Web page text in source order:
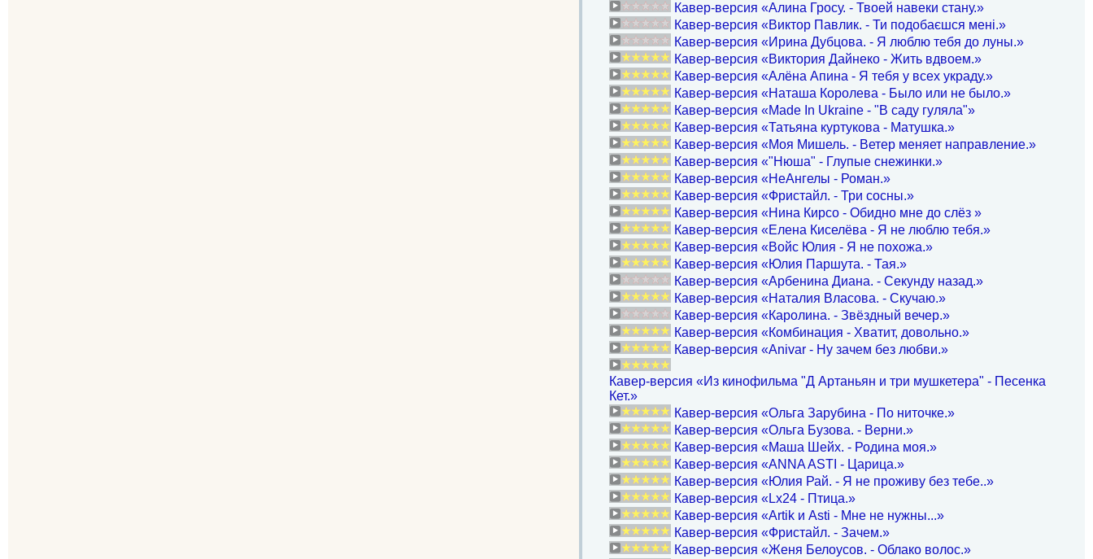
Кавер-версия «Алина Гросу. - Твоей навеки стану.»
Кавер-версия «Виктор Павлик. - Ти подобаєшся мені.»
Кавер-версия «Ирина Дубцова. - Я люблю тебя до луны.»
Кавер-версия «Виктория Дайнеко - Жить вдвоем.»
Кавер-версия «Алёна Апина - Я тебя у всех украду.»
Кавер-версия «Наташа Королева - Было или не было.»
Кавер-версия «Made In Ukraine - "В саду гуляла"»
Кавер-версия «Татьяна куртукова - Матушка.»
Кавер-версия «Моя Мишель. - Ветер меняет направление.»
Кавер-версия «"Нюша" - Глупые снежинки.»
Кавер-версия «НеАнгелы - Роман.»
Кавер-версия «Фристайл. - Три сосны.»
Кавер-версия «Нина Кирсо - Обидно мне до слёз »
Кавер-версия «Елена Киселёва - Я не люблю тебя.»
Кавер-версия «Войс Юлия - Я не похожа.»
Кавер-версия «Юлия Паршута. - Тая.»
Кавер-версия «Арбенина Диана. - Секунду назад.»
Кавер-версия «Наталия Власова. - Скучаю.»
Кавер-версия «Каролина. - Звёздный вечер.»
Кавер-версия «Комбинация - Хватит, довольно.»
Кавер-версия «Anivar - Ну зачем без любви.»
Кавер-версия «Из кинофильма "Д Артаньян и три мушкетера" - Песенка
Кет.»
Кавер-версия «Ольга Зарубина - По ниточке.»
Кавер-версия «Ольга Бузова. - Верни.»
Кавер-версия «Маша Шейх. - Родина моя.»
Кавер-версия «ANNA ASTI - Царица.»
Кавер-версия «Юлия Рай. - Я не проживу без тебе..»
Кавер-версия «Lx24 - Птица.»
Кавер-версия «Artik и Asti - Мне не нужны...»
Кавер-версия «Фристайл. - Зачем.»
Кавер-версия «Женя Белоусов. - Облако волос.»